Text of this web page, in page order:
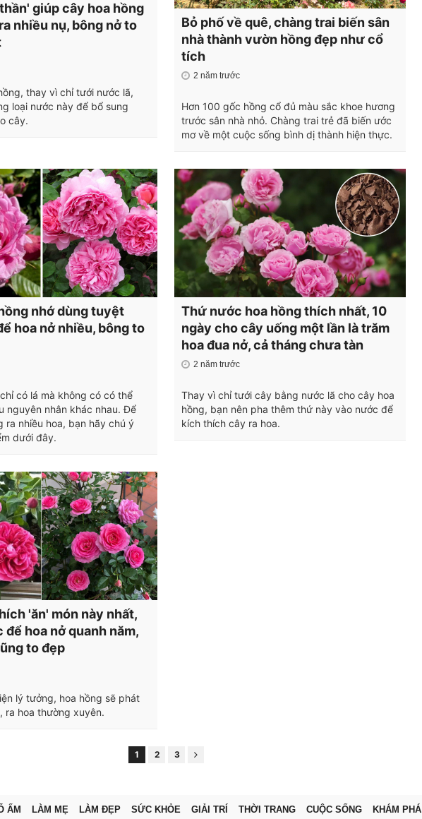
giúp cây hoa hồng
nhiều nụ, bông nở to
thay vì chỉ tưới nước lã,
loại nước này để bổ sung
cây.
nhớ dùng tuyệt
hoa nở nhiều, bông to
có lá mà không có có thể
nguyên nhân khác nhau. Để
ra nhiều hoa, bạn hãy chú ý
dưới đây.
'ăn' món này nhất,
để hoa nở quanh năm,
to đẹp
lý tưởng, hoa hồng sẽ phát
ra hoa thường xuyên.
Bỏ phố về quê, chàng trai biến sân
nhà thành vườn hồng đẹp như cổ
tích
2 năm trước
Hơn 100 gốc hồng cổ đủ màu sắc khoe hương
trước sân nhà nhỏ. Chàng trai trẻ đã biến ước
mơ về một cuộc sống bình dị thành hiện thực.
Thứ nước hoa hồng thích nhất, 10
ngày cho cây uống một lần là trăm
hoa đua nở, cả tháng chưa tàn
2 năm trước
Thay vì chỉ tưới cây bằng nước lã cho cây hoa
hồng, bạn nên pha thêm thứ này vào nước để
kích thích cây ra hoa.
1 2 3
ẤM LÀM MẸ LÀM ĐẸP SỨC KHỎE GIẢI TRÍ THỜI TRANG CUỘC SỐNG KHÁM PHÁ